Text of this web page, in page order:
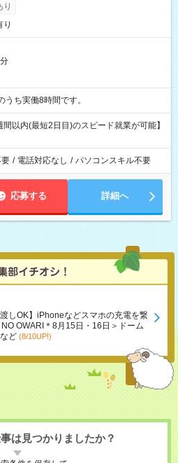
り
り
※表記のうち実働8時間です。
以内(最短2日目)のスピード就業が可能】
要 / 電話対応なし / パソコンスキル不要
応募する 詳細へ
渡しOK】iPhoneなどスマホの充電を繋
OWARI＊8月15日・16日＞ドーム
ど (8/10UP!)
は見つかりましたか？